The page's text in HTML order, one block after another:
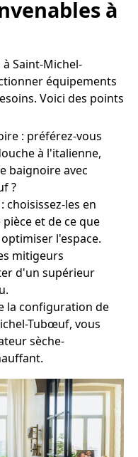
à
Saint-Michel-
équipements
Voici des points
: préférez-vous
à l'italienne,
baignoire avec
?
choisissez-les en
et de ce que
l'espace.
mitigeurs
d'un supérieur
la configuration de
Tubœuf, vous
sèche-